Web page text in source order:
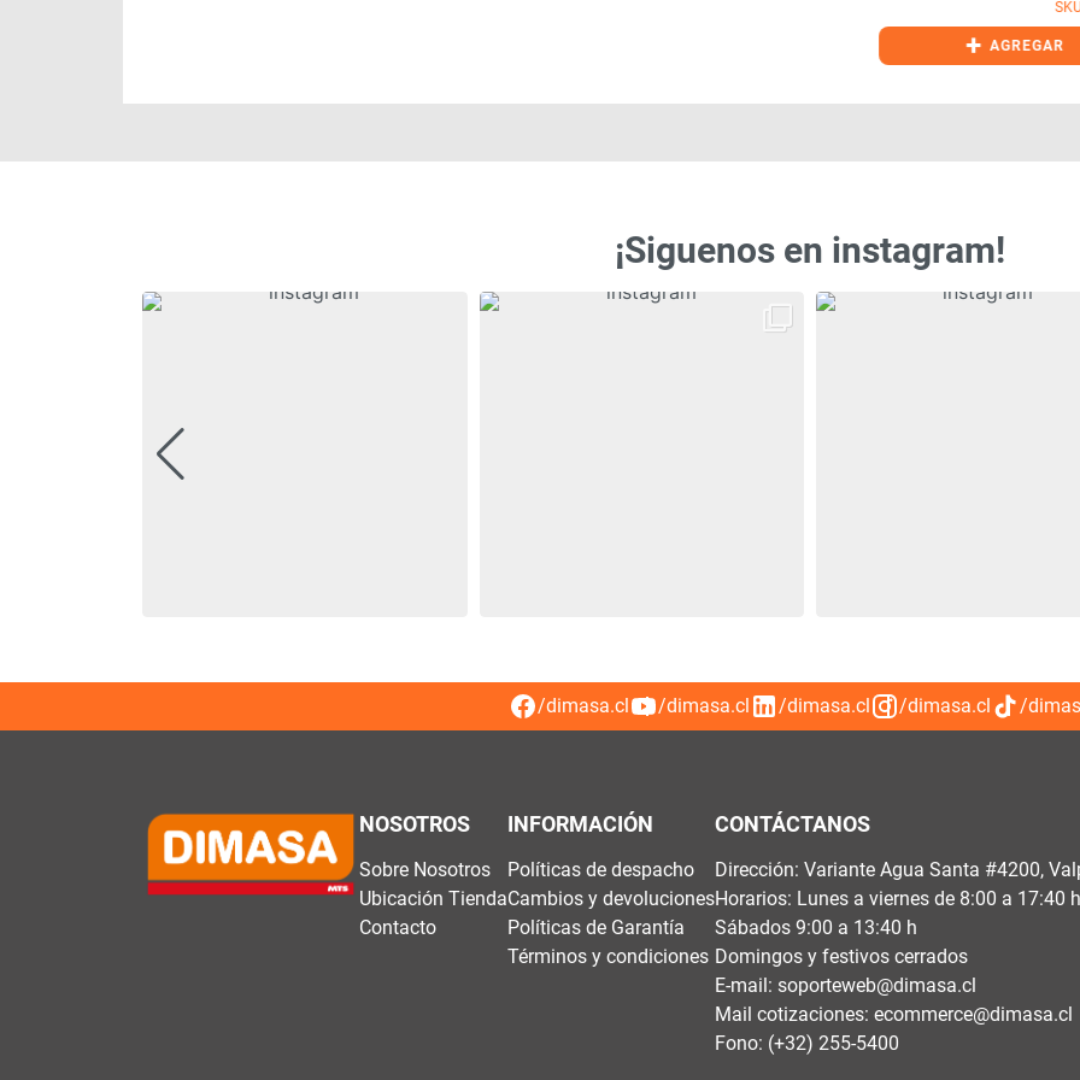
SKU:
AGREGAR
¡Siguenos en instagram!
/dimasa.cl /dimasa.cl /dimasa.cl /dimasa.cl /
NOSOTROS
Sobre Nosotros
Ubicación Tienda
Contacto
INFORMACIÓN
Políticas de despacho
Cambios y devoluciones
Políticas de Garantía
Términos y condiciones
CONTÁCTANOS
Dirección: Variante Agua Santa #4200,
Horarios: Lunes a viernes de 8:00 a 17:40 h
Sábados 9:00 a 13:40 h
Domingos y festivos cerrados
E-mail: soporteweb@dimasa.cl
Mail cotizaciones: ecommerce@dimasa.cl
Fono: (+32) 255-5400